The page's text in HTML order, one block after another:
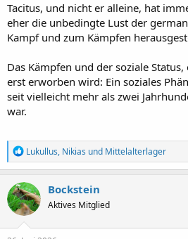
Tacitus, und nicht er alleine, hat
eher die unbedingte Lust der
Kampf und zum Kämpfen
Das Kämpfen und der soziale
erst erworben wird: Ein soziales
seit vielleicht mehr als zwei
war.
R
e
a
k
t
i
o
n
Lukullus, Nikias und Mittelalterlager
Bockstein
Aktives Mitglied